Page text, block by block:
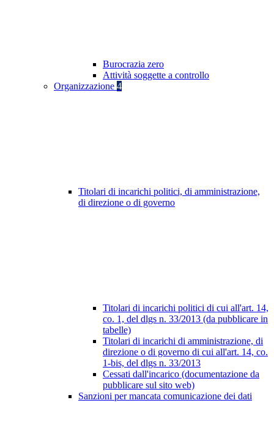
Burocrazia zero
Attività soggette a controllo
Organizzazione 4
Titolari di incarichi politici, di amministrazione,
di direzione o di governo
Titolari di incarichi politici di cui all'art. 14,
co. 1, del dlgs n. 33/2013 (da pubblicare in
tabelle)
Titolari di incarichi di amministrazione, di
direzione o di governo di cui all'art. 14, co.
1-bis, del dlgs n. 33/2013
Cessati dall'incarico (documentazione da
pubblicare sul sito web)
Sanzioni per mancata comunicazione dei dati